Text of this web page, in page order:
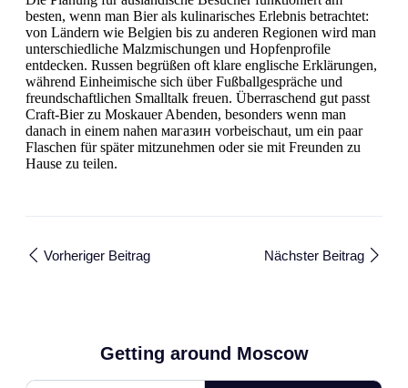
besten, wenn man Bier als kulinarisches Erlebnis betrachtet:
von Ländern wie Belgien bis zu anderen Regionen wird man
unterschiedliche Malzmischungen und Hopfenprofile
entdecken. Russen begrüßen oft klare englische Erklärungen,
während Einheimische sich über Fußballgespräche und
freundschaftlichen Smalltalk freuen. Überraschend gut passt
Craft-Bier zu Moskauer Abenden, besonders wenn man
danach in einem nahen магазин vorbeischaut, um ein paar
Flaschen für später mitzunehmen oder sie mit Freunden zu
Hause zu teilen.
Vorheriger Beitrag Nächster Beitrag
Getting around Moscow